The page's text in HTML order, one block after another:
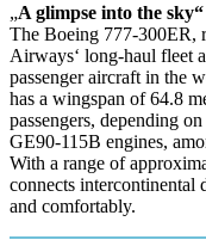
„A glimpse into the
The Boeing 777-300ER,
Airways‘ long-haul fleet
passenger aircraft in the
has a wingspan of 64.8
passengers, depending
GE90-115B engines,
With a range of
connects intercontinental
and comfortably.